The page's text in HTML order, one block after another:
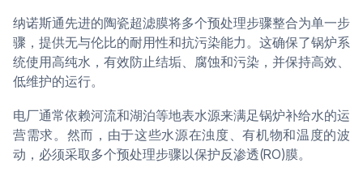
纳诺斯通先进的陶瓷超滤膜将多个预处理步骤整合为单一步
骤，提供无与伦比的耐用性和抗污染能力。这确保了锅炉系
统使用高纯水，有效防止结垢、腐蚀和污染，并保持高效、
低维护的运行。
电厂通常依赖河流和湖泊等地表水源来满足锅炉补给水的运
营需求。然而，由于这些水源在浊度、有机物和温度的波
动，必须采取多个预处理步骤以保护反渗透(RO)膜。